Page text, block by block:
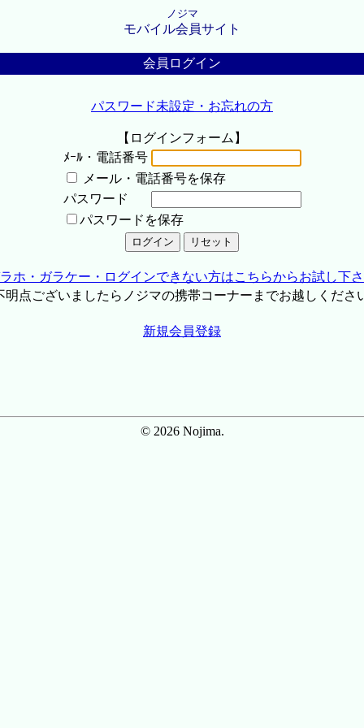
ノジマ
モバイル会員サイト
会員ログイン
パスワード未設定・お忘れの方
【ログインフォーム】
ﾒｰﾙ・電話番号
メール・電話番号を保存
パスワード
パスワードを保存
ホ・ガラケー・ログインできない方はこちらからお試し下
点ございましたらノジマの携帯コーナーまでお越しくださ
新規会員登録
© 2026 Nojima.